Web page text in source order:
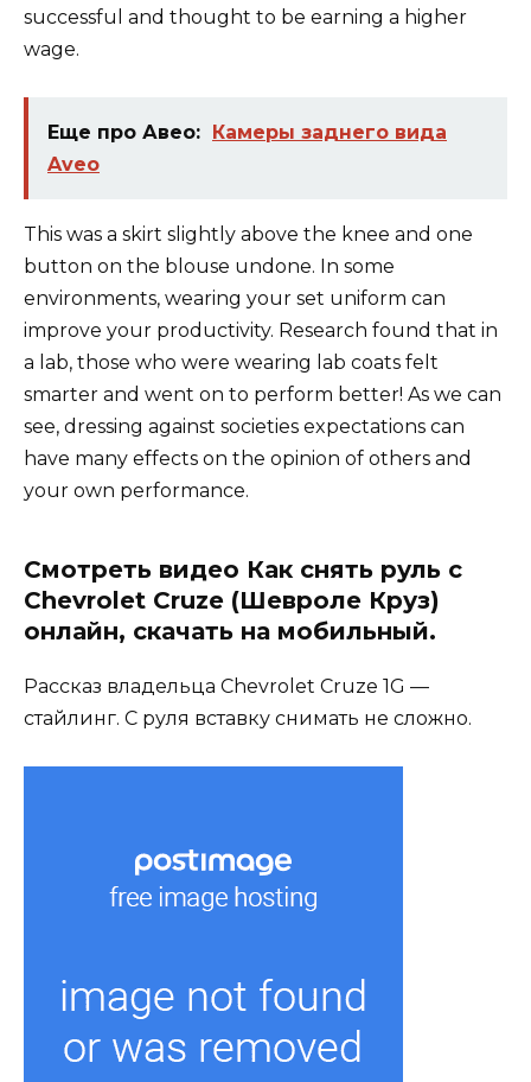
successful and thought to be earning a higher
wage.
Еще про Авео: Камеры заднего вида
Aveo
This was a skirt slightly above the knee and one
button on the blouse undone. In some
environments, wearing your set uniform can
improve your productivity. Research found that in
a lab, those who were wearing lab coats felt
smarter and went on to perform better! As we can
see, dressing against societies expectations can
have many effects on the opinion of others and
your own performance.
Смотреть видео Как снять руль с
Chevrolet Cruze (Шевроле Круз)
онлайн, скачать на мобильный.
Рассказ владельца Chevrolet Cruze 1G —
стайлинг. С руля вставку снимать не сложно.